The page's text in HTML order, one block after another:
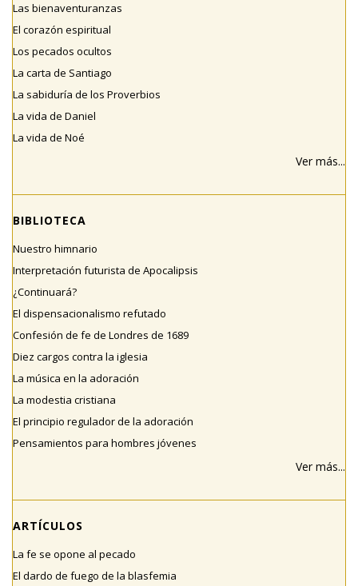
Las bienaventuranzas
El corazón espiritual
Los pecados ocultos
La carta de Santiago
La sabiduría de los Proverbios
La vida de Daniel
La vida de Noé
Ver más...
BIBLIOTECA
Nuestro himnario
Interpretación futurista de Apocalipsis
¿Continuará?
El dispensacionalismo refutado
Confesión de fe de Londres de 1689
Diez cargos contra la iglesia
La música en la adoración
La modestia cristiana
El principio regulador de la adoración
Pensamientos para hombres jóvenes
Ver más...
ARTÍCULOS
La fe se opone al pecado
El dardo de fuego de la blasfemia